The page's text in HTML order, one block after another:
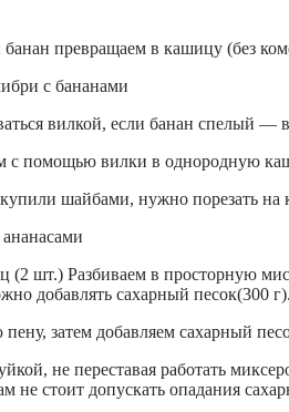
превращаем в кашицу (без
вилкой, если банан спелый
шайбами, нужно порезать на
(2 шт.) Разбиваем в просторную
добавлять сахарный песок(300 г).
не переставая работать
не стоит допускать опадания